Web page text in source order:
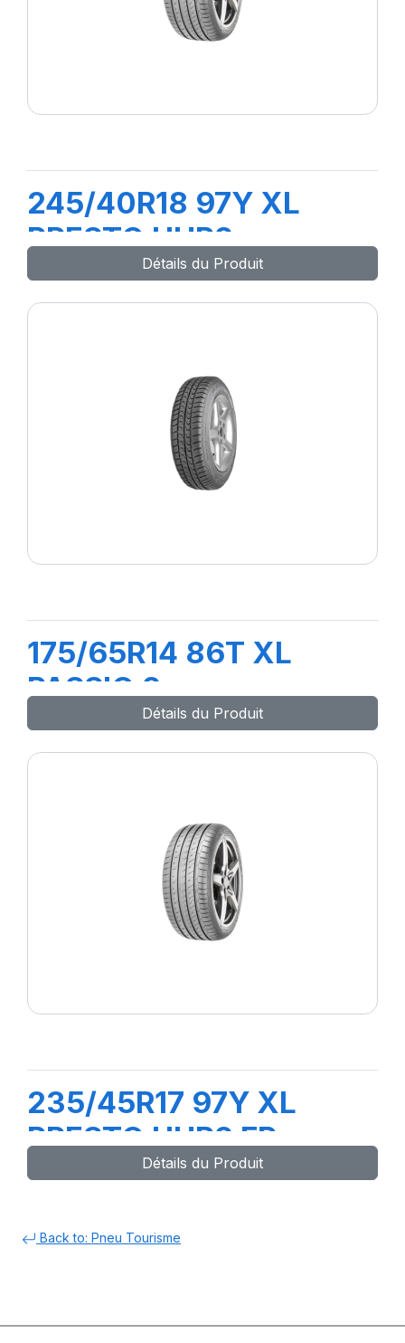
245/40R18 97Y XL
PRESTO UHP2
Détails du Produit
175/65R14 86T XL
PASSIO 2
Détails du Produit
235/45R17 97Y XL
PRESTO UHP2 FP
Détails du Produit
Back to: Pneu Tourisme